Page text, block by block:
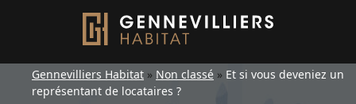
Gennevilliers Habitat » Non classé » Et si vous deveniez un
représentant de locataires ?